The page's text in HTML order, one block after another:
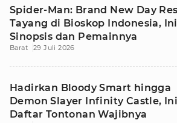
Spider-Man: Brand New Day
Tayang di Bioskop Indonesia, Ini
Sinopsis dan Pemainnya
Barat 29 Juli 2026
Hadirkan Bloody Smart hingga
Demon Slayer Infinity Castle, Ini
Daftar Tontonan Wajibnya